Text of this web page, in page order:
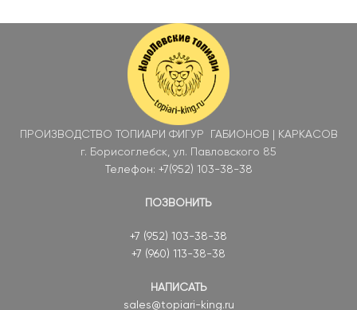
ПРОИЗВОДСТВО ТОПИАРИ ФИГУР ГАБИОНОВ | КАРКАСОВ
г. Борисоглебск, ул. Павловского 85
Телефон: +7(952) 103-38-38
ПОЗВОНИТЬ
+7 (952) 103-38-38
+7 (960) 113-38-38
НАПИСАТЬ
sales@topiari-king.ru